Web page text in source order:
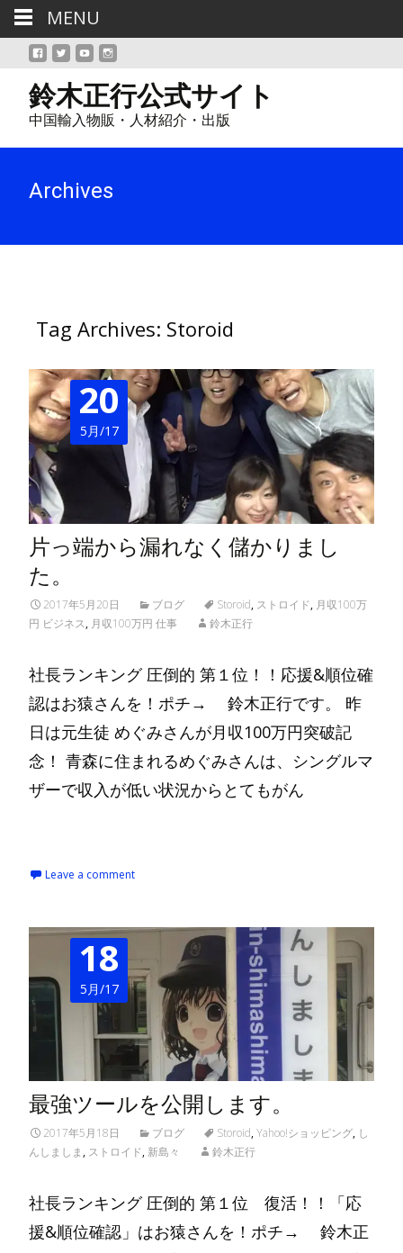
鈴木正行公式サイト
中国輸入物販・人材紹介・出版
Archives
Tag Archives: Storoid
20
5月/17
片っ端から漏れなく儲かりまし
た。
2017年5月20日 ブログ Storoid, ストロイド, 月収100万
円 ビジネス, 月収100万円 仕事 鈴木正行
社長ランキング 圧倒的 第１位！！応援&順位確
認はお猿さんを！ポチ→ 鈴木正行です。 昨
日は元生徒 めぐみさんが月収100万円突破記
念！ 青森に住まれるめぐみさんは、シングルマ
ザーで収入が低い状況からとてもがん
Leave a comment
18
5月/17
最強ツールを公開します。
2017年5月18日 ブログ Storoid,Yahoo!ショッピング, し
んしましま , ストロイド, 新島々 鈴木正行
社長ランキング 圧倒的 第１位 復活！！「応
援&順位確認」はお猿さんを！ポチ→ 鈴木正
MENU